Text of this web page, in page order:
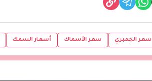
سعر الجمبري سعر الأسماك أسعار السمك